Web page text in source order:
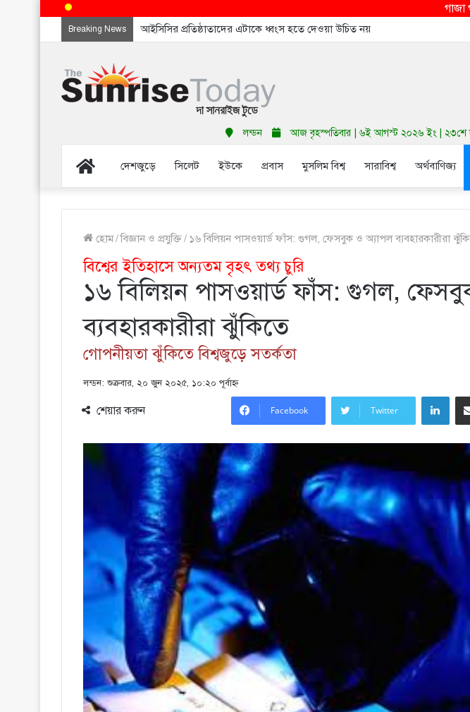
গাজা
Breaking News আইসিসির প্রতিষ্ঠাতাদের এটাকে ধ্বংস হতে দেওয়া উচিত নয়
লন্ডন আজ বৃহস্পতিবার | ৬ই আগস্ট ২০২৬ ইং | ২৩শে
Homeদেশজুড়ে সিলেট ইউকে প্রবাস মুসলিম বিশ্ব সারাবিশ্ব অর্থবাণিজ্য
হোম/বিজ্ঞান ও প্রযুক্তি/ ১৬ বিলিয়ন পাসওয়ার্ড ফাঁস: গুগল, ফেসবুক ও অ্যাপল ব্যবহারকারীরা
বিশ্বের ইতিহাসে অন্যতম বৃহৎ তথ্য চুরি
১৬ বিলিয়ন পাসওয়ার্ড ফাঁস: গুগল,
ব্যবহারকারীরা ঝুঁকিতে
গোপনীয়তা ঝুঁকিতে বিশ্বজুড়ে সতর্কতা
লন্ডন: শুক্রবার, ২০ জুন ২০২৫, ১০:২০ পূর্বাহ্ণ
শেয়ার করুন Facebook Twitter